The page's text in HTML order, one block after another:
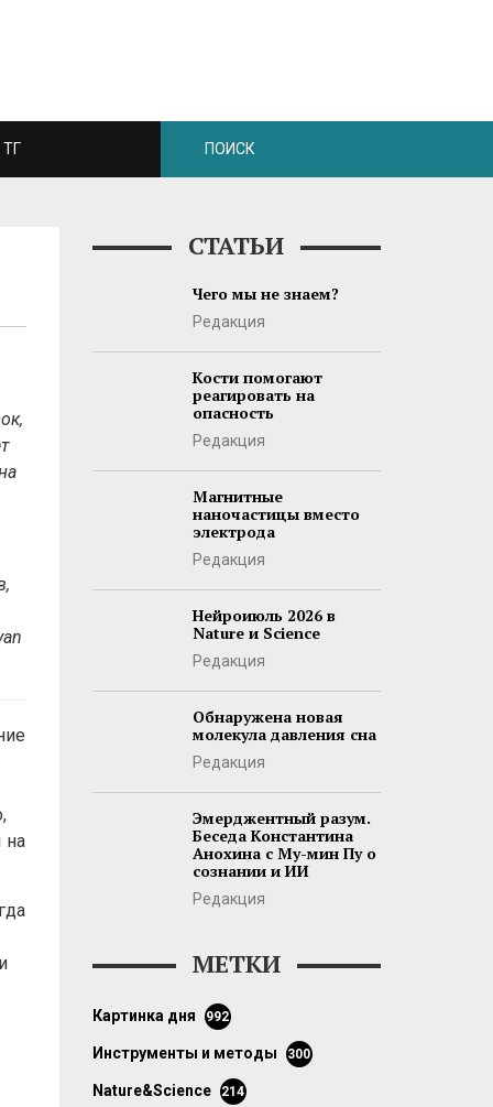
ТГ
на
СТАТЬИ
Чего мы не знаем?
Редакция
Кости помогают
реагировать на
опасность
Редакция
Магнитные
наночастицы вместо
электрода
Редакция
Нейроиюль 2026 в
Nature и Science
Редакция
Обнаружена новая
молекула давления сна
Редакция
Эмерджентный разум.
Беседа Константина
Анохина с Му-мин Пу о
сознании и ИИ
Редакция
МЕТКИ
картинка дня 992
инструменты и методы 300
Nature&Science 214